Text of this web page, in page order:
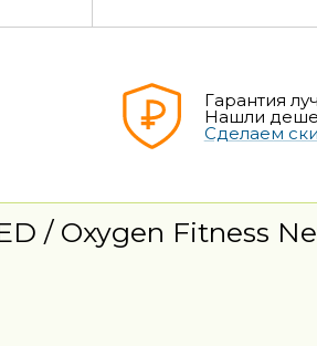
Гарантия
Нашли
Сделаем
/ Oxygen Fitness